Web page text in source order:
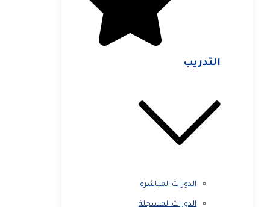
التدريب
الدورات المباشرة
الدورات المسجلة